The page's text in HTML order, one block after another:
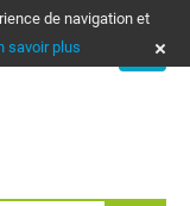
de navigation et
savoir plus
ligne